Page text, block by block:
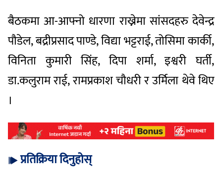
बैठकमा आ-आफ्नो धारणा राख्नेमा सांसदहरु देवेन्द्र
पौडेल, बद्रीप्रसाद पाण्डे, विद्या भट्टराई, तोसिमा कार्की,
विनिता कुमारी सिंह, दिपा शर्मा, इश्वरी घर्ती,
डा.कलुराम राई, रामप्रकाश चौधरी र उर्मिला थेवे थिए
।
प्रतिक्रिया दिनुहोस्